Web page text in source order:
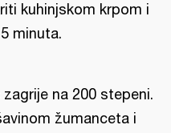
kuhinjskom krpom i
minuta.
na 200 stepeni.
žumanceta i